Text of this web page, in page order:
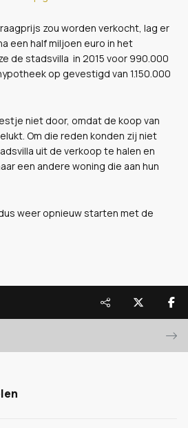
zou worden verkocht, lag er
een half miljoen euro in het
de stadsvilla in 2015 voor 990.000
op gevestigd van 1.150.000
niet door, omdat de koop van
Om die reden konden zij niet
uit de verkoop te halen en
een andere woning die aan hun
weer opnieuw starten met de